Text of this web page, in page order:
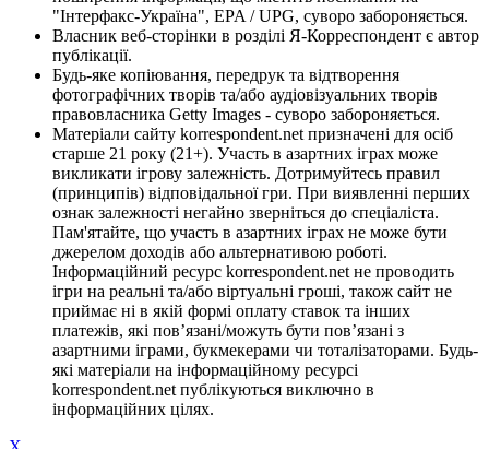
"Інтерфакс-Україна", EPA / UPG, суворо забороняється.
Власник веб-сторінки в розділі Я-Корреспондент є автор
публікації.
Будь-яке копіювання, передрук та відтворення
фотографічних творів та/або аудіовізуальних творів
правовласника Getty Images - суворо забороняється.
Матеріали сайту korrespondent.net призначені для осіб
старше 21 року (21+). Участь в азартних іграх може
викликати ігрову залежність. Дотримуйтесь правил
(принципів) відповідальної гри. При виявленні перших
ознак залежності негайно зверніться до спеціаліста.
Пам'ятайте, що участь в азартних іграх не може бути
джерелом доходів або альтернативою роботі.
Інформаційний ресурс korrespondent.net не проводить
ігри на реальні та/або віртуальні гроші, також сайт не
приймає ні в якій формі оплату ставок та інших
платежів, які пов’язані/можуть бути пов’язані з
азартними іграми, букмекерами чи тоталізаторами. Будь-
які матеріали на інформаційному ресурсі
korrespondent.net публікуються виключно в
інформаційних цілях.